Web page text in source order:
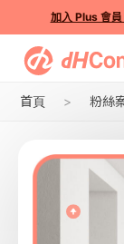
加入 Plus 會
首頁 粉絲